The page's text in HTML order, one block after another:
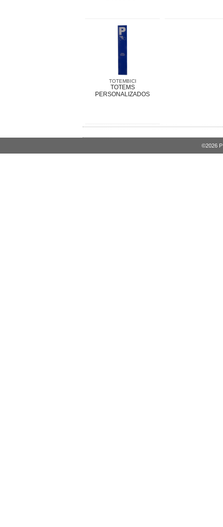
TOTEMBICI
TOTEMS
PERSONALIZADOS
©2026